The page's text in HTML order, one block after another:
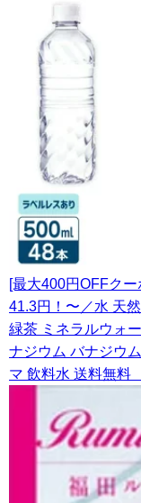
[最大400円OFFク
41.3円！〜／水 天
緑茶 ミネラルウォ
ナジウム バナジウ
マ 飲料水 送料無料